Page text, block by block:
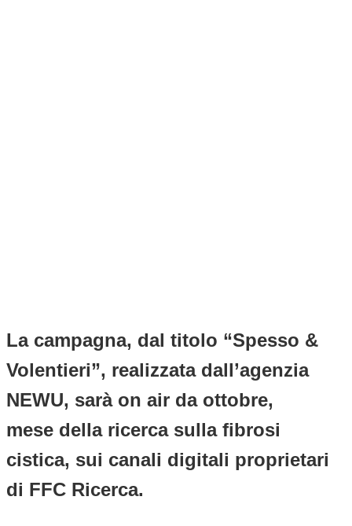
La campagna, dal titolo “Spesso &
Volentieri”, realizzata dall’agenzia
NEWU, sarà on air da ottobre,
mese della ricerca sulla fibrosi
cistica, sui canali digitali proprietari
di FFC Ricerca.